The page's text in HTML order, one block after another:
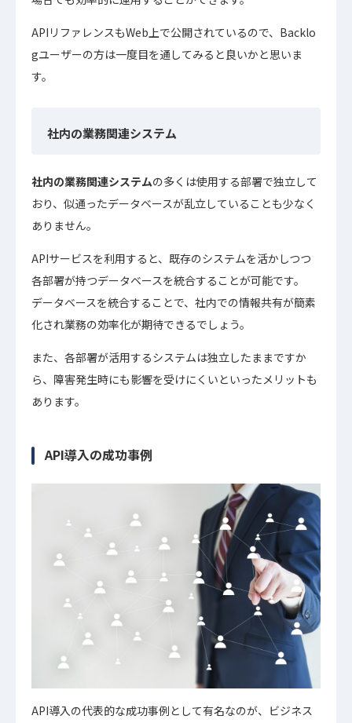
APIリファレンスもWeb上で公開されているので、Backlo
gユーザーの方は一度目を通してみると良いかと思いま
す。
社内の業務関連システム
社内の業務関連システムの多くは使用する部署で独立して
おり、似通ったデータベースが乱立していることも少なく
ありません。
APIサービスを利用すると、既存のシステムを活かしつつ
各部署が持つデータベースを統合することが可能です。
データベースを統合することで、社内での情報共有が簡素
化され業務の効率化が期待できるでしょう。
また、各部署が活用するシステムは独立したままですか
ら、障害発生時にも影響を受けにくいといったメリットも
あります。
API導入の成功事例
API導入の代表的な成功事例として有名なのが、ビジネス